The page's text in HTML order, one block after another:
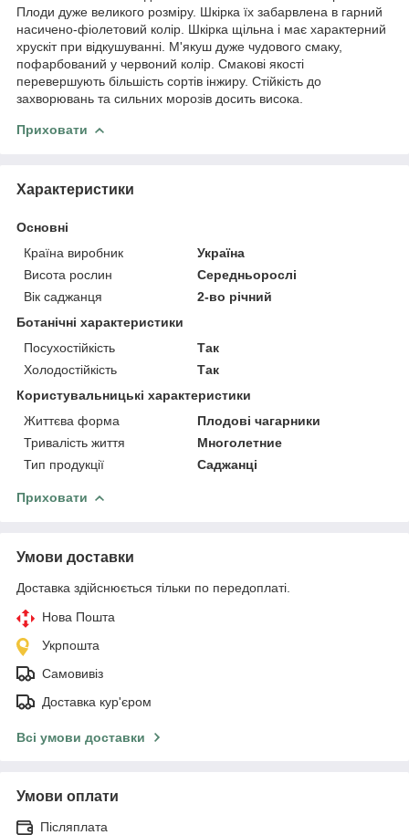
Плоди дуже великого розміру. Шкірка їх забарвлена в гарний
насичено-фіолетовий колір. Шкірка щільна і має характерний
хрускіт при відкушуванні. М'якуш дуже чудового смаку,
пофарбований у червоний колір. Смакові якості
перевершують більшість сортів інжиру. Стійкість до
захворювань та сильних морозів досить висока.
Приховати
Характеристики
Основні
Країна виробник
Україна
Висота рослин
Середньорослі
Вік саджанця
2-во річний
Ботанічні характеристики
Посухостійкість
Так
Холодостійкість
Так
Користувальницькі характеристики
Життєва форма
Плодові чагарники
Тривалість життя
Многолетние
Тип продукції
Саджанці
Приховати
Умови доставки
Доставка здійснюється тільки по передоплаті.
Нова Пошта
Укрпошта
Самовивіз
Доставка кур'єром
Всі умови доставки
Умови оплати
Післяплата